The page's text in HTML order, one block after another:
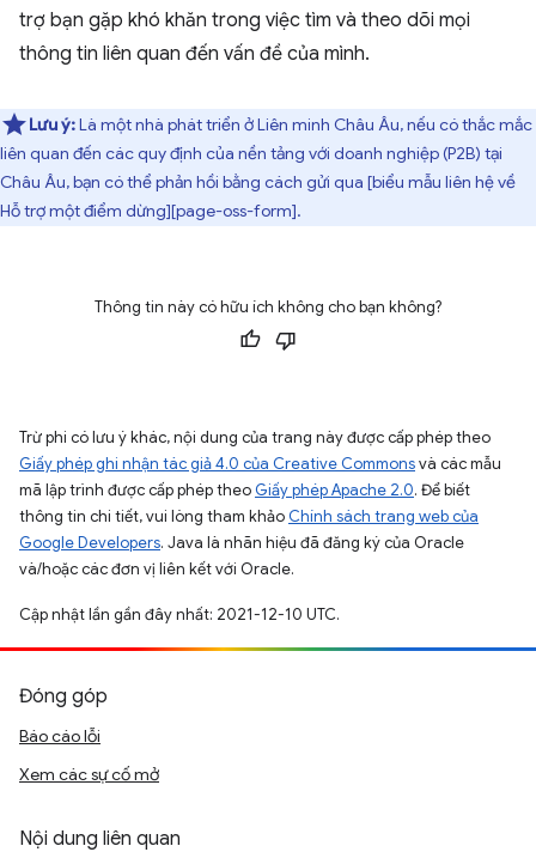
trợ bạn gặp khó khăn trong việc tìm và theo dõi mọi
thông tin liên quan đến vấn đề của mình.
Lưu ý:Là một nhà phát triển ở Liên minh Châu Âu, nếu có thắc mắc
liên quan đến các quy định của nền tảng với doanh nghiệp (P2B) tại
Châu Âu, bạn có thể phản hồi bằng cách gửi qua [biểu mẫu liên hệ về
Hỗ trợ một điểm dừng][page-oss-form].
Thông tin này có hữu ích không cho bạn không?
Trừ phi có lưu ý khác, nội dung của trang này được cấp phép theo
Giấy phép ghi nhận tác giả 4.0 của Creative Commonsvà các mẫu
mã lập trình được cấp phép theo Giấy phép Apache 2.0. Để biết
thông tin chi tiết, vui lòng tham khảo Chính sách trang web của
Google Developers. Java là nhãn hiệu đã đăng ký của Oracle
và/hoặc các đơn vị liên kết với Oracle.
Cập nhật lần gần đây nhất: 2021-12-10 UTC.
Đóng góp
Báo cáo lỗi
Xem các sự cố mở
Nội dung liên quan